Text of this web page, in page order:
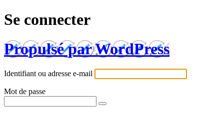
Se connecter
Propulsé par WordPress
Identifiant ou adresse e-mail
Mot de passe